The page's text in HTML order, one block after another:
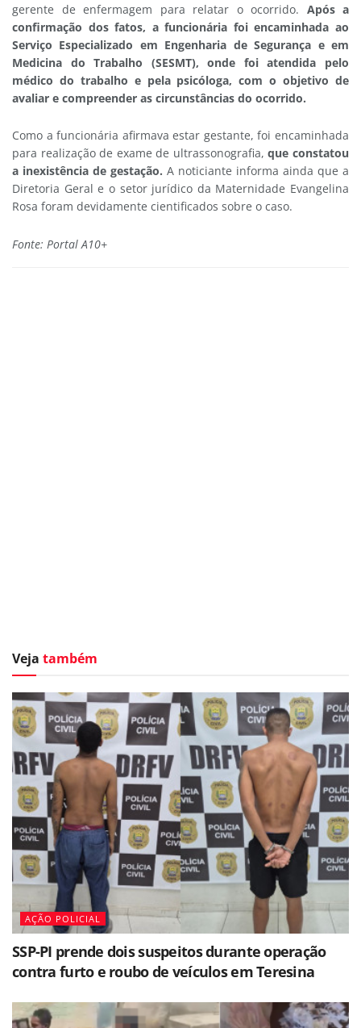
gerente de enfermagem para relatar o ocorrido. Após a
confirmação dos fatos, a funcionária foi encaminhada ao
Serviço Especializado em Engenharia de Segurança e em
Medicina do Trabalho (SESMT), onde foi atendida pelo
médico do trabalho e pela psicóloga, com o objetivo de
avaliar e compreender as circunstâncias do ocorrido.
Como a funcionária afirmava estar gestante, foi encaminhada
para realização de exame de ultrassonografia,que constatou
a inexistência de gestação. A noticiante informa ainda que a
Diretoria Geral e o setor jurídico da Maternidade Evangelina
Rosa foram devidamente cientificados sobre o caso.
Fonte: Portal A10+
Veja também
AÇÃO POLICIAL
SSP-PI prende dois suspeitos durante operação
contra furto e roubo de veículos em Teresina